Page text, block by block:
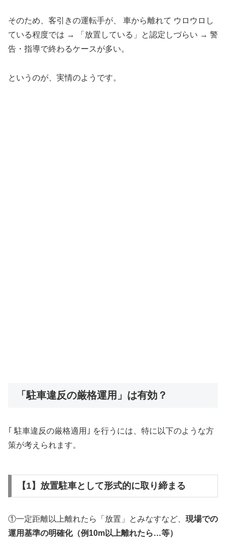
そのため、客引きの運転手が、 車から離れて ウロウロし
ている程度では → 「放置している」と認定しづらい → 警
告・指導で終わるケースが多い。
というのが、実情のようです。
「駐車違反の厳格運用」は有効？
｢ 駐車違反の厳格適用｣ を行うには、特に以下のような方
策が考えられます。
【1】放置駐車として形式的に取り締まる
①一定距離以上離れたら「放置」とみなすなど、 現場での
運用基準の明確化（例10m以上離れたら…等）